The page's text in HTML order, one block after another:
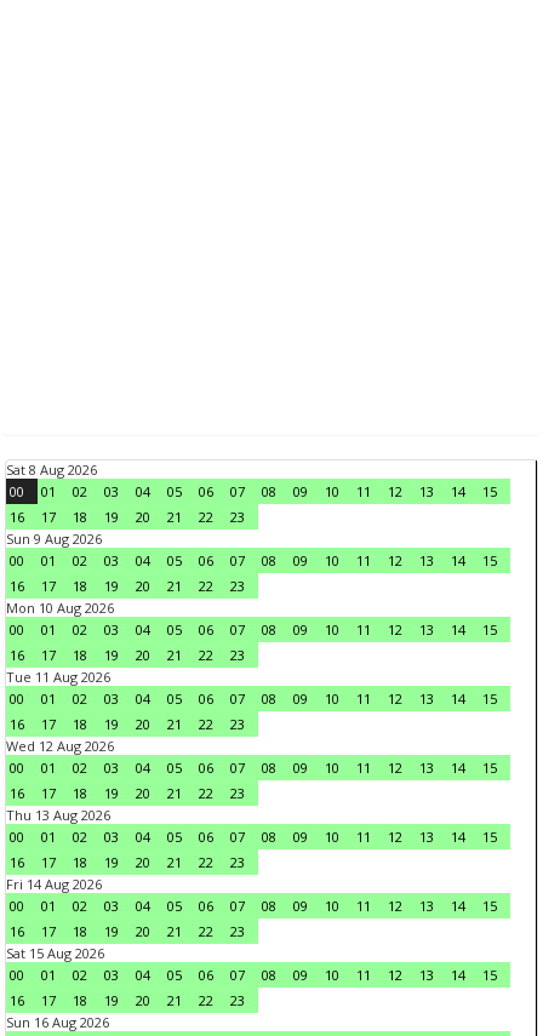
Sat 8 Aug 2026
00
01 02 03 04 05 06 07 08 09 10 11 12 13 14
15
16
17 18 19 20 21 22
23
Sun 9 Aug 2026
00
01 02 03 04 05 06 07 08 09 10 11 12 13 14
15
16
17 18 19 20 21 22
23
Mon 10 Aug 2026
00
01 02 03 04 05 06 07 08 09 10 11 12 13 14
15
16
17 18 19 20 21 22
23
Tue 11 Aug 2026
00
01 02 03 04 05 06 07 08 09 10 11 12 13 14
15
16
17 18 19 20 21 22
23
Wed 12 Aug 2026
00
01 02 03 04 05 06 07 08 09 10 11 12 13 14
15
16
17 18 19 20 21 22
23
Thu 13 Aug 2026
00
01 02 03 04 05 06 07 08 09 10 11 12 13 14
15
16
17 18 19 20 21 22
23
Fri 14 Aug 2026
00
01 02 03 04 05 06 07 08 09 10 11 12 13 14
15
16
17 18 19 20 21 22
23
Sat 15 Aug 2026
00
01 02 03 04 05 06 07 08 09 10 11 12 13 14
15
16
17 18 19 20 21 22
23
Sun 16 Aug 2026